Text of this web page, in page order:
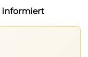
informiert